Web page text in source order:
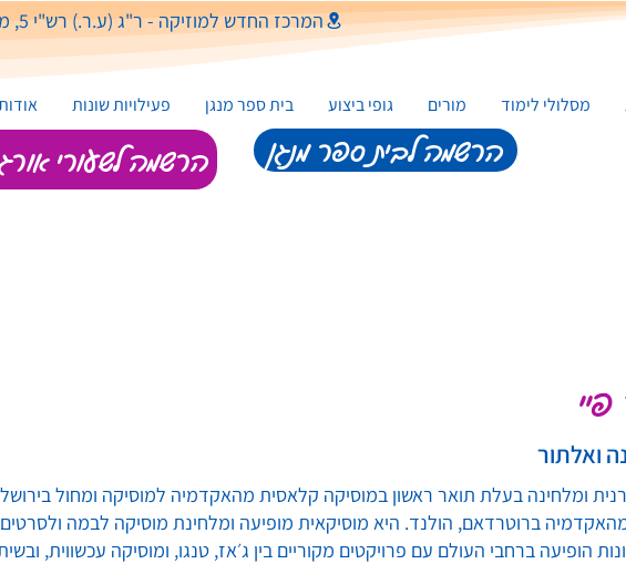
המרכז החדש למוזיקה - ר"ג (ע.ר.) רש"י 5, מגדל גרונר
הרשמה לבית ספר מנגן הרשמה לשעורי
מסלולי לימוד מורים גופי ביצוע בית ספר מנגן פעילויות שונות
ואלתור
ומלחינה בעלת תואר ראשון במוסיקה קלאסית מהאקדמיה למוסיקה ומחול
מהאקדמיה ברוטרדאם, הולנד. היא מוסיקאית מופיעה ומלחינת מוסיקה לבמה
הופיעה ברחבי העולם עם פרויקטים מקוריים בין ג׳אז, טנגו, ומוסיקה עכשווית,